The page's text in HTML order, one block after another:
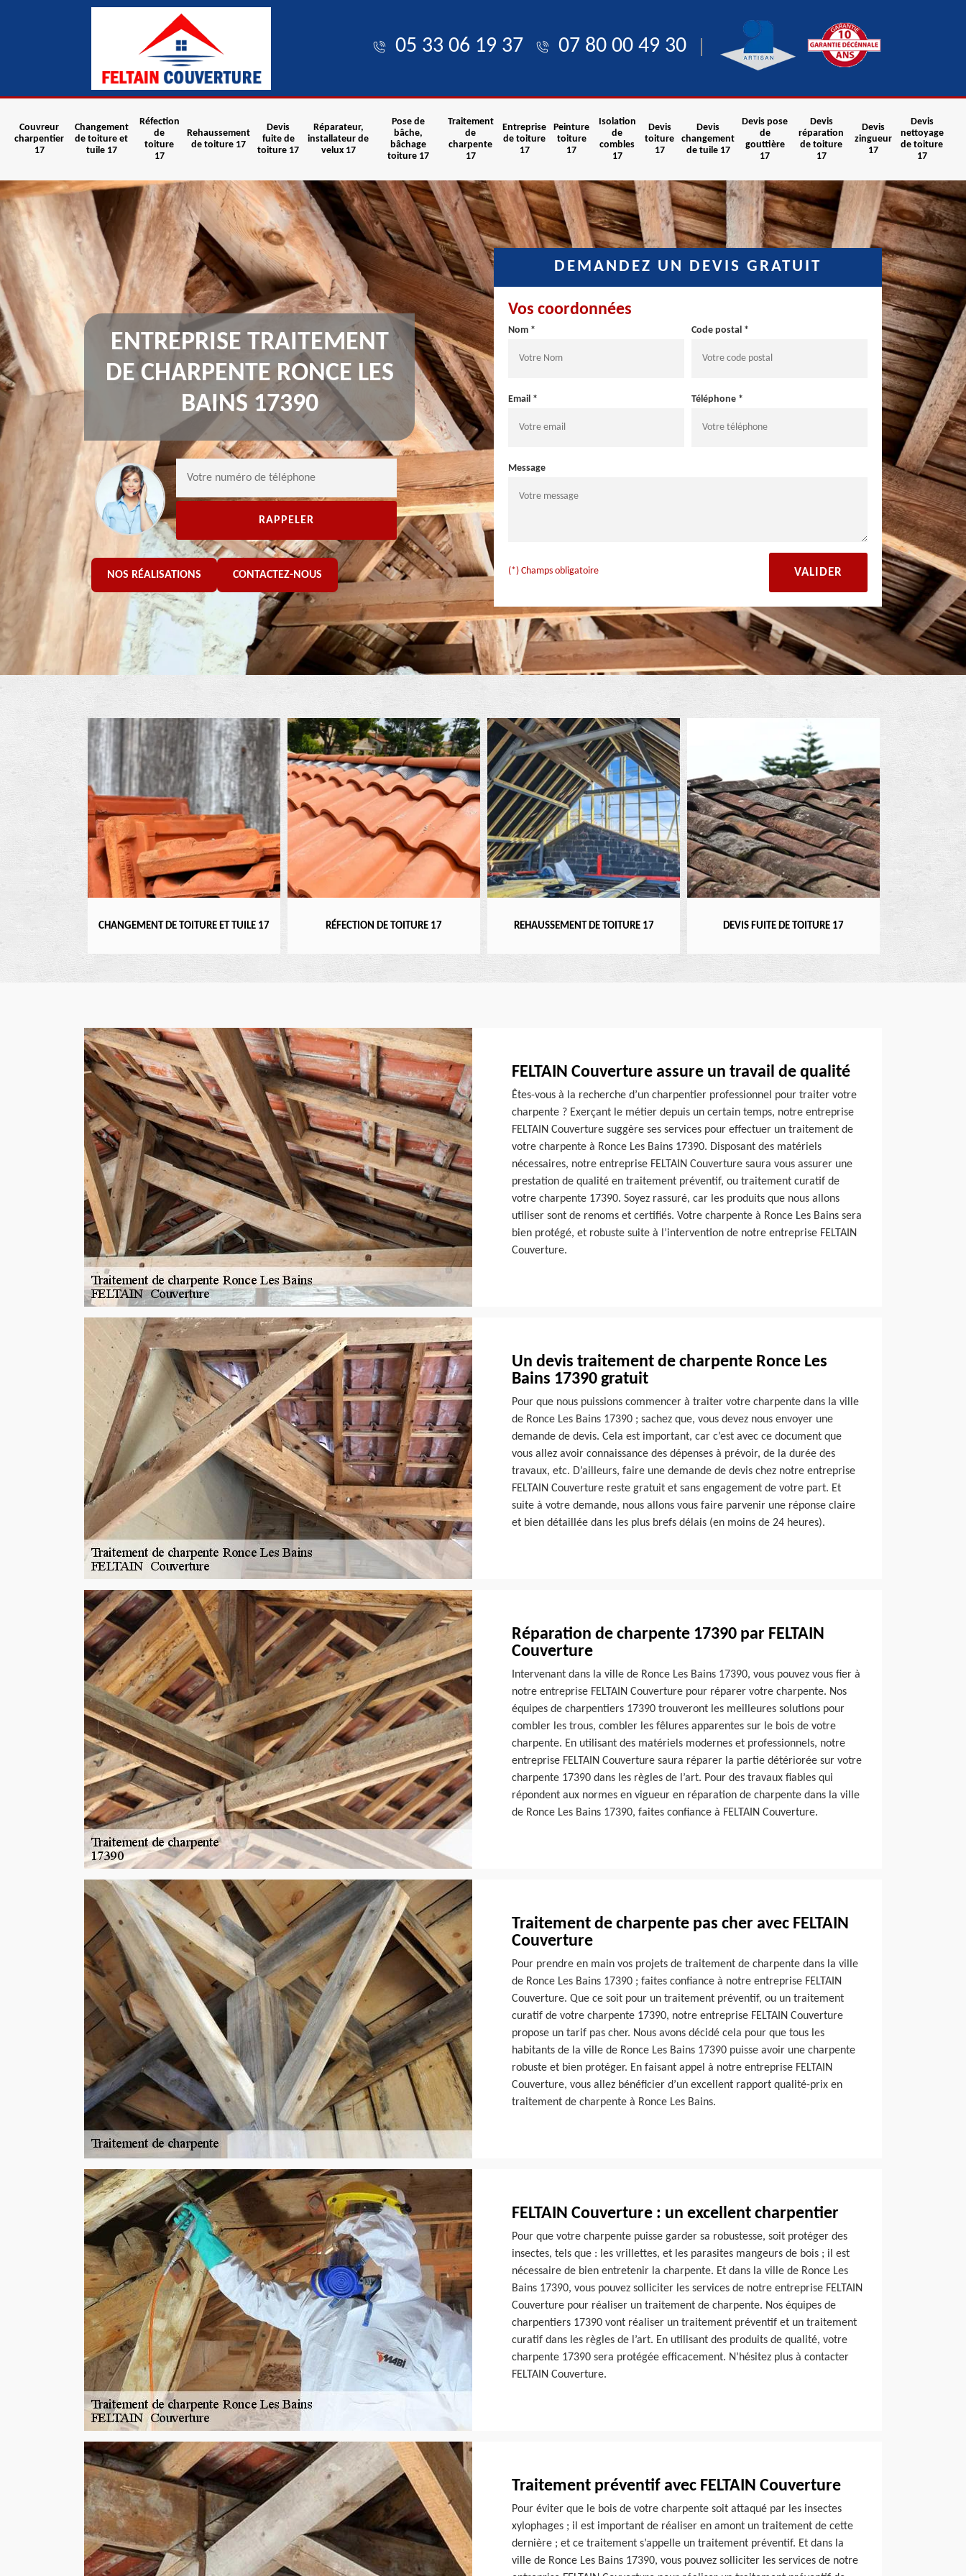
05 33 06 19 37 07 80 00 49 30
Couvreur
charpentier
17
Changement
de toiture et
tuile 17
Réfection
de
toiture
17
Rehaussement
de toiture 17
Devis
fuite de
toiture 17
Réparateur,
installateur de
velux 17
Pose de
bâche,
bâchage
toiture 17
Traitement
de
charpente
17
Entreprise
de toiture
17
Peinture
toiture
17
Isolation
de
combles
17
Devis
toiture
17
Devis
changement
de tuile 17
Devis pose
de
gouttière
17
Devis
réparation
de toiture
17
Devis
zingueur
17
Devis
nettoyage
de toiture
17
ENTREPRISE TRAITEMENT
DE CHARPENTE RONCE LES
BAINS 17390
NOS RÉALISATIONS CONTACTEZ-NOUS
DEMANDEZ UN DEVIS GRATUIT
Vos coordonnées
Nom * Code postal *
Email * Téléphone *
Message
(*) Champs obligatoire
CHANGEMENT DE TOITURE ET TUILE 17 RÉFECTION DE TOITURE 17 REHAUSSEMENT DE TOITURE 17 DEVIS FUITE DE TOITURE 17
RÉPARATEUR,
FELTAIN Couverture assure un travail de qualité
Êtes-vous à la recherche d’un charpentier professionnel pour traiter votre
charpente ? Exerçant le métier depuis un certain temps, notre entreprise
FELTAIN Couverture suggère ses services pour effectuer un traitement de
votre charpente à Ronce Les Bains 17390. Disposant des matériels
nécessaires, notre entreprise FELTAIN Couverture saura vous assurer une
prestation de qualité en traitement préventif, ou traitement curatif de
votre charpente 17390. Soyez rassuré, car les produits que nous allons
utiliser sont de renoms et certifiés. Votre charpente à Ronce Les Bains sera
bien protégé, et robuste suite à l’intervention de notre entreprise FELTAIN
Couverture.
Un devis traitement de charpente Ronce Les
Bains 17390 gratuit
Pour que nous puissions commencer à traiter votre charpente dans la ville
de Ronce Les Bains 17390 ; sachez que, vous devez nous envoyer une
demande de devis. Cela est important, car c’est avec ce document que
vous allez avoir connaissance des dépenses à prévoir, de la durée des
travaux, etc. D’ailleurs, faire une demande de devis chez notre entreprise
FELTAIN Couverture reste gratuit et sans engagement de votre part. Et
suite à votre demande, nous allons vous faire parvenir une réponse claire
et bien détaillée dans les plus brefs délais (en moins de 24 heures).
Réparation de charpente 17390 par FELTAIN
Couverture
Intervenant dans la ville de Ronce Les Bains 17390, vous pouvez vous fier à
notre entreprise FELTAIN Couverture pour réparer votre charpente. Nos
équipes de charpentiers 17390 trouveront les meilleures solutions pour
combler les trous, combler les fêlures apparentes sur le bois de votre
charpente. En utilisant des matériels modernes et professionnels, notre
entreprise FELTAIN Couverture saura réparer la partie détériorée sur votre
charpente 17390 dans les règles de l’art. Pour des travaux fiables qui
répondent aux normes en vigueur en réparation de charpente dans la ville
de Ronce Les Bains 17390, faites confiance à FELTAIN Couverture.
Traitement de charpente pas cher avec FELTAIN
Couverture
Pour prendre en main vos projets de traitement de charpente dans la ville
de Ronce Les Bains 17390 ; faites confiance à notre entreprise FELTAIN
Couverture. Que ce soit pour un traitement préventif, ou un traitement
curatif de votre charpente 17390, notre entreprise FELTAIN Couverture
propose un tarif pas cher. Nous avons décidé cela pour que tous les
habitants de la ville de Ronce Les Bains 17390 puisse avoir une charpente
robuste et bien protéger. En faisant appel à notre entreprise FELTAIN
Couverture, vous allez bénéficier d’un excellent rapport qualité-prix en
traitement de charpente à Ronce Les Bains.
FELTAIN Couverture : un excellent charpentier
Pour que votre charpente puisse garder sa robustesse, soit protéger des
insectes, tels que : les vrillettes, et les parasites mangeurs de bois ; il est
nécessaire de bien entretenir la charpente. Et dans la ville de Ronce Les
Bains 17390, vous pouvez solliciter les services de notre entreprise FELTAIN
Couverture pour réaliser un traitement de charpente. Nos équipes de
charpentiers 17390 vont réaliser un traitement préventif et un traitement
curatif dans les règles de l’art. En utilisant des produits de qualité, votre
charpente 17390 sera protégée efficacement. N’hésitez plus à contacter
FELTAIN Couverture.
Traitement préventif avec FELTAIN Couverture
Pour éviter que le bois de votre charpente soit attaqué par les insectes
xylophages ; il est important de réaliser en amont un traitement de cette
dernière ; et ce traitement s’appelle un traitement préventif. Et dans la
ville de Ronce Les Bains 17390, vous pouvez solliciter les services de notre